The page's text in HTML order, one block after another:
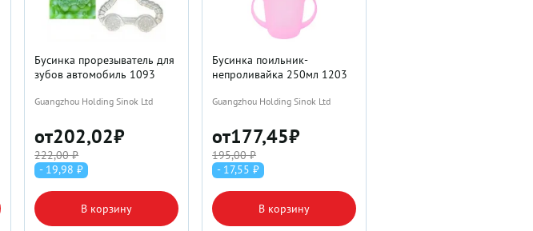
Бусинка прорезыватель для
зубов автомобиль 1093
Guangzhou Holding Sinok Ltd
от202,02₽
222,00 ₽
- 19,98 ₽
В корзину
Бусинка поильник-
непроливайка 250мл 1203
Guangzhou Holding Sinok Ltd
от177,45₽
195,00 ₽
- 17,55 ₽
В корзину